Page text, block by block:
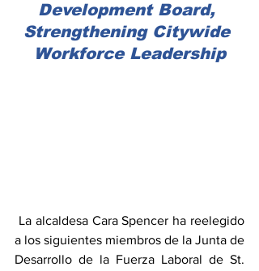
Development Board,
Strengthening Citywide
Workforce Leadership
La alcaldesa Cara Spencer ha reelegido
a los siguientes miembros de la Junta de
Desarrollo de la Fuerza Laboral de St.